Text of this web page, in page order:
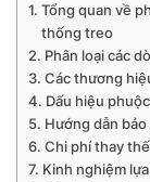
Tổng quan về
thống treo
Phân loại các
Các thương
Dấu hiệu
Hướng dẫn
Chi phí thay
Kinh nghiệm